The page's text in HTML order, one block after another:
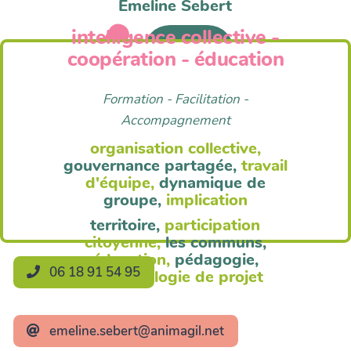
Anim'Agil
Emeline Sebert
intelligence collective -
coopération - éducation
Formation - Facilitation -
Accompagnement
organisation collective,
gouvernance partagée, travail
d'équipe, dynamique de
groupe, implication
territoire, participation
citoyenne, les communs,
éducation, pédagogie,
méthodologie de projet
06 18 91 54 95
emeline.sebert@animagil.net